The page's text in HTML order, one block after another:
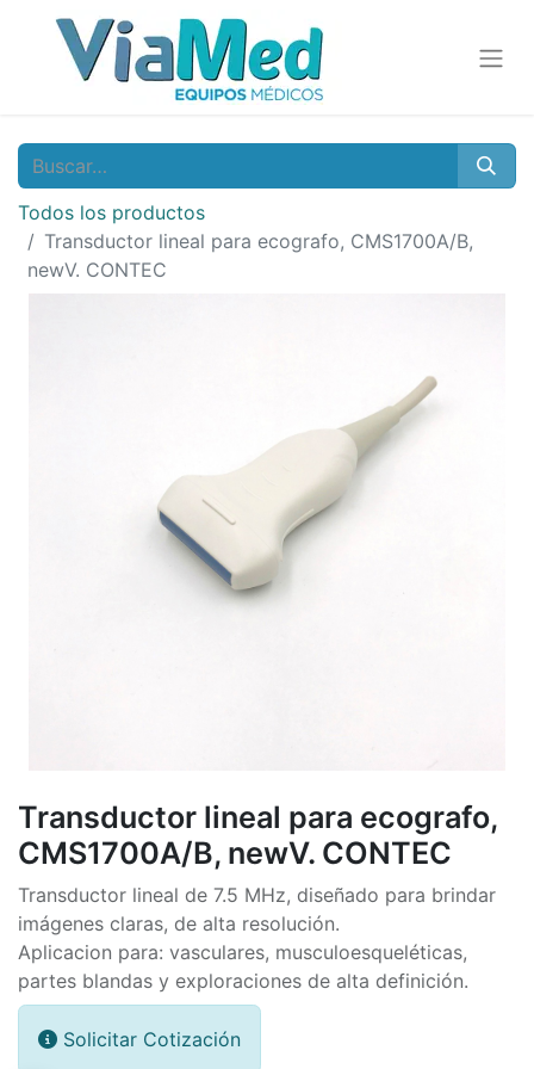
Todos los productos
Transductor lineal para ecografo, CMS1700A/B,
newV. CONTEC
Transductor lineal para ecografo,
CMS1700A/B, newV. CONTEC
Transductor lineal de 7.5 MHz, diseñado para brindar
imágenes claras, de alta resolución.
Aplicacion para: vasculares, musculoesqueléticas,
partes blandas y exploraciones de alta definición.
Solicitar Cotización